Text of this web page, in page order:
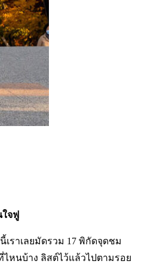
จฟู
ราเลยมัดรวม 17 พิกัดจุดชม
หนบ้าง ลิสต์ไว้แล้วไปตามรอย